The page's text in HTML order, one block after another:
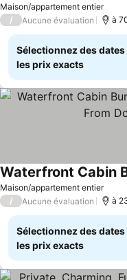
Maison/appartement entier
/ Aucune évaluation à
Sélectionnez des
les prix exacts
Maison/appartement entier
/ Aucune évaluation à
Sélectionnez des
les prix exacts